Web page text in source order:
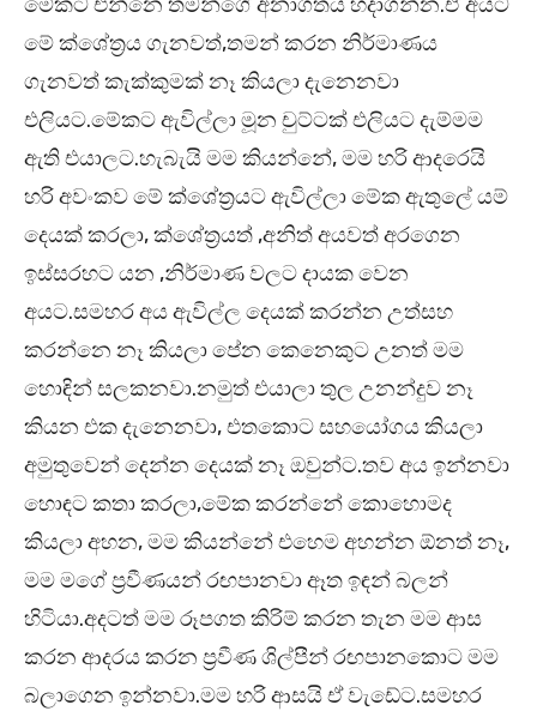
මේ ක්ශේත්‍රය ගැනවත්,තමන් කරන නිර්මාණය
ගැනවත් කැක්කුමක් නෑ කියලා දැනෙනවා
එලියට.මේකට ඇවිල්ලා මූන චුට්ටක් එලියට දැම්මම
ඇති එයාලට.හැබැයි මම කියන්නේ, මම හරි ආදරෙයි
හරි අවංකව මේ ක්ශේත්‍රයට ඇවිල්ලා මේක ඇතුලේ යම්
දෙයක් කරලා, ක්ශේත්‍රයත් ,අනිත් අයවත් අරගෙන
ඉස්සරහට යන ,නිර්මාණ වලට දායක වෙන
අයට.සමහර අය ඇවිල්ල දෙයක් කරන්න උත්සහ
කරන්නෙ නෑ කියලා පේන කෙනෙකුට උනත් මම
හොඳින් සලකනවා.නමුත් එයාලා තුල උනන්දුව නෑ
කියන එක දැනෙනවා, එතකොට සහයෝගය කියලා
අමුතුවෙන් දෙන්න දෙයක් නෑ ඔවුන්ට.තව අය ඉන්නවා
හොඳට කතා කරලා,මේක කරන්නේ කොහොමද
කියලා අහන, මම කියන්නේ එහෙම අහන්න ඕනත් නෑ,
මම මගේ ප්‍රවීණයන් රඟපානවා ඈත ඉඳන් බලන්
හිටියා.අදටත් මම රූපගත කිරිම් කරන තැන මම ආස
කරන ආදරය කරන ප්‍රවීණ ශිල්පීන් රඟපානකොට මම
බලාගෙන ඉන්නවා.මම හරි ආසයි ඒ වැඩේට.සමහර